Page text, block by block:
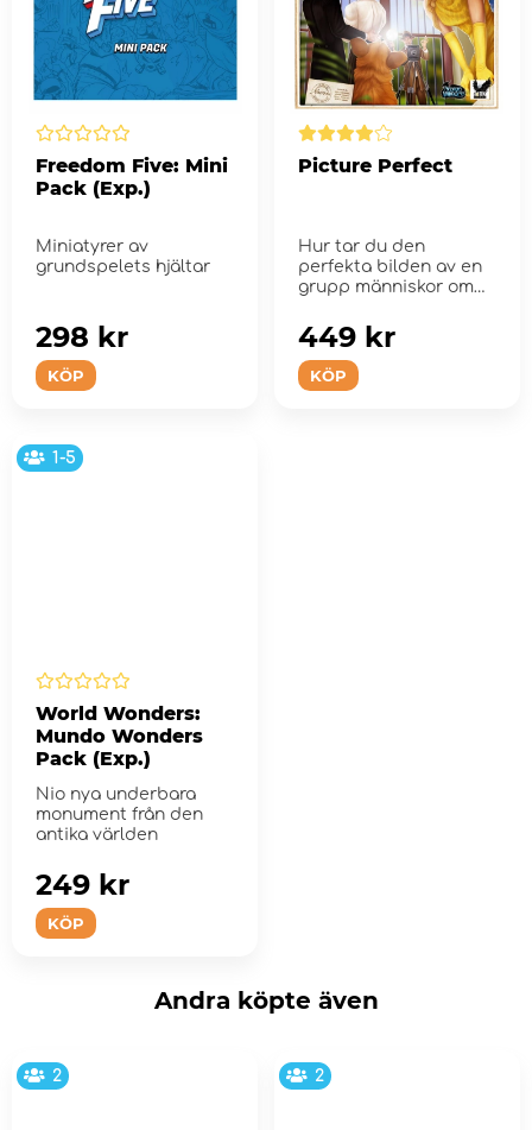
Freedom Five: Mini
Pack (Exp.)
Miniatyrer av
grundspelets hjältar
KÖP
298 kr
Picture Perfect
Hur tar du den
perfekta bilden av en
grupp människor om
förs&#...
KÖP
449 kr
1-5
World Wonders:
Mundo Wonders
Pack (Exp.)
Nio nya underbara
monument från den
antika världen
KÖP
249 kr
Andra köpte även
2 2